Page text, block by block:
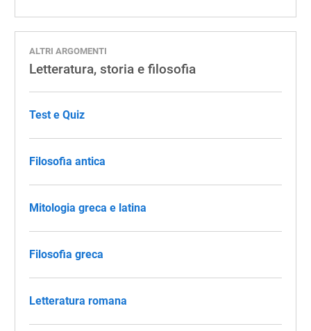
ALTRI ARGOMENTI
Letteratura, storia e filosofia
Test e Quiz
Filosofia antica
Mitologia greca e latina
Filosofia greca
Letteratura romana